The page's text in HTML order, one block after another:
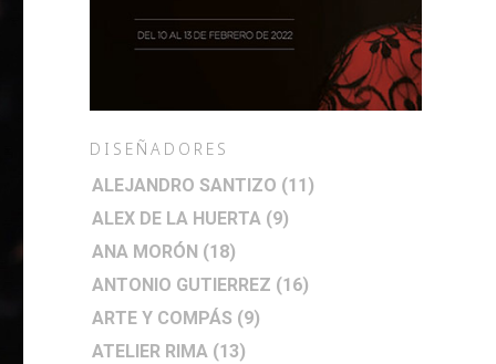
DISEÑADORES
ALEJANDRO SANTIZO (11)
ALEX DE LA HUERTA (9)
ANA MORÓN (18)
ANTONIO GUTIERREZ (16)
ARTE Y COMPÁS (9)
ATELIER RIMA (13)